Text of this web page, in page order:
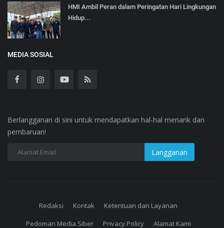
HMI Ambil Peran dalam Peringatan Hari Lingkungan
Hidup...
MEDIA SOSIAL
Berlangganan di sini untuk mendapatkan hal-hal menarik dan
pembaruan!
Redaksi Kontak
Ketentuan dan Layanan
Pedoman Media Siber
Privacy Policy Alamat Kami